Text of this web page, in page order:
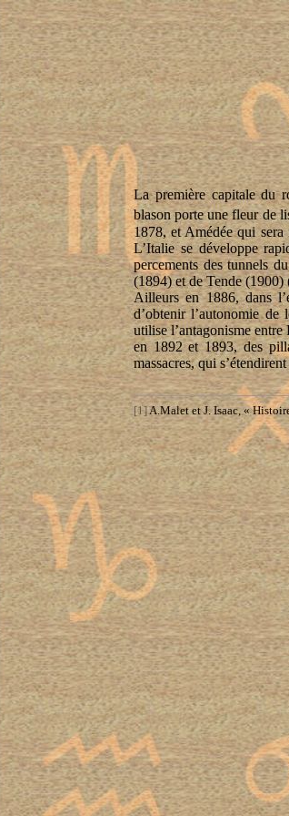
La première capitale du
blason porte une fleur de
1878, et Amédée qui
L’Italie se développe
percements des tunnels
(1894) et de Tende
Ailleurs en 1886, dans
d’obtenir l’autonomie
utilise l’antagonisme
en 1892 et 1893, des
massacres, qui
[1]A.Malet et J. Isaac, «